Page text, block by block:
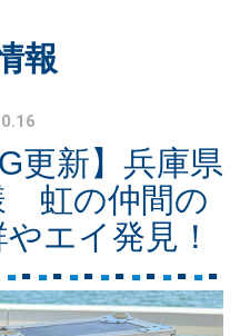
報
更新】兵庫県
虹の仲間の
エイ発見！